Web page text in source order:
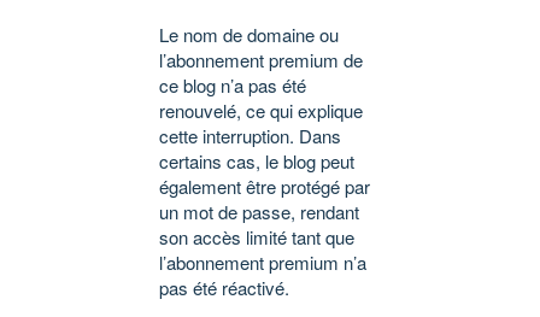
Le nom de domaine ou
l’abonnement premium de
ce blog n’a pas été
renouvelé, ce qui explique
cette interruption. Dans
certains cas, le blog peut
également être protégé par
un mot de passe, rendant
son accès limité tant que
l’abonnement premium n’a
pas été réactivé.